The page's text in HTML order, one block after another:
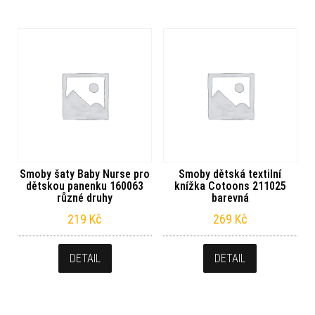
Smoby šaty Baby Nurse pro
dětskou panenku 160063
různé druhy
219 Kč
DETAIL
Smoby dětská textilní
knížka Cotoons 211025
barevná
269 Kč
DETAIL